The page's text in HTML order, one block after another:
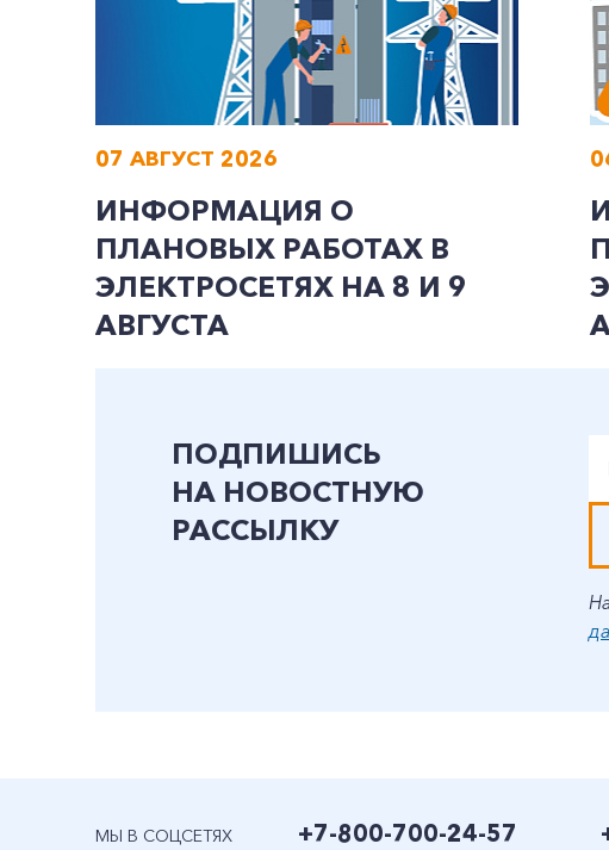
07 АВГУСТ 2026
ИНФОРМАЦИЯ О
ПЛАНОВЫХ РАБОТАХ В
ЭЛЕКТРОСЕТЯХ НА 8 И 9
АВГУСТА
ПОДПИШИСЬ
НА НОВОСТНУЮ
РАССЫЛКУ
МЫ В СОЦСЕТЯХ +7-800-700-24-57